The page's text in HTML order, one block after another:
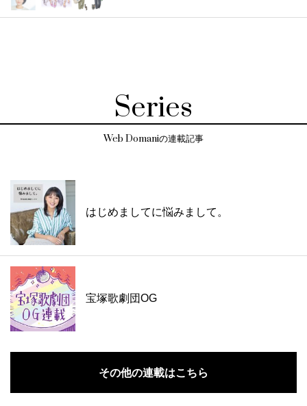
Series
Web Domaniの連載記事
はじめましてに悩みまして。
宝塚歌劇団OG
その他の連載はこちら